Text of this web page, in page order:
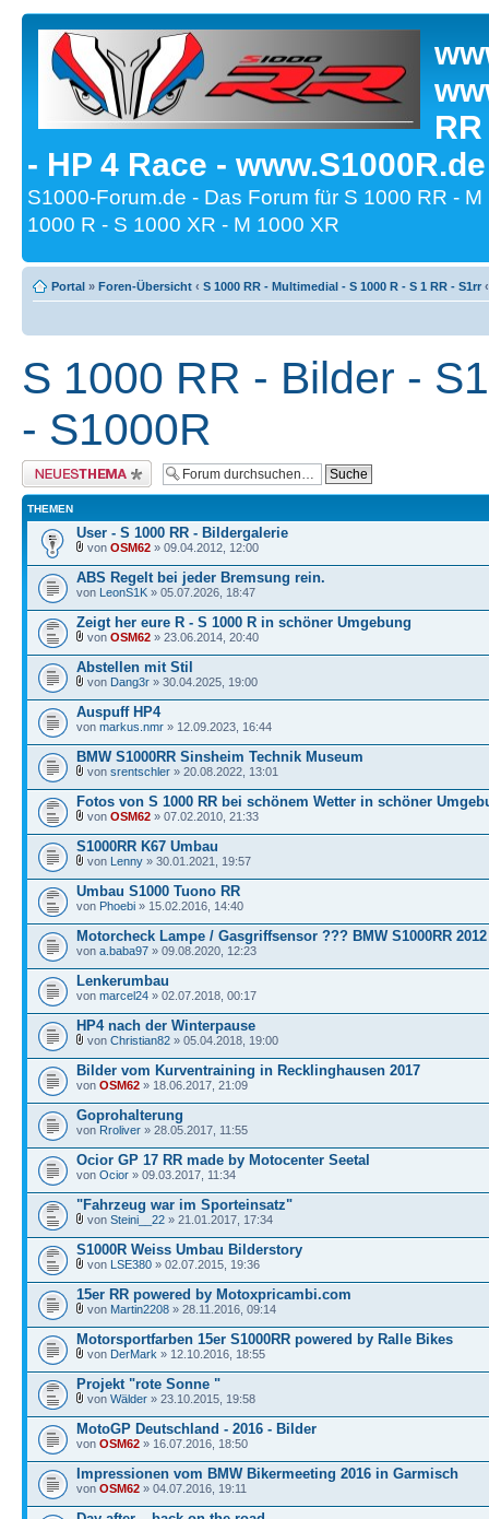
- HP 4 Race -
S1000-Forum.de - Das Forum für S 1000 RR -
1000 R - S 1000 XR - M 1000 XR
Portal » Foren-Übersicht ‹ S 1000 RR - Multimedial - S 1000 R - S 1 RR - S1rr ‹
S 1000 RR - Bilder -
- S1000R
Neues Thema erstellen
THEMEN
User - S 1000 RR - Bildergalerie
von OSM62 » 09.04.2012, 12:00
ABS Regelt bei jeder Bremsung rein.
von LeonS1K » 05.07.2026, 18:47
Zeigt her eure R - S 1000 R in schöner Umgebung
von OSM62 » 23.06.2014, 20:40
Abstellen mit Stil
von Dang3r » 30.04.2025, 19:00
Auspuff HP4
von markus.nmr » 12.09.2023, 16:44
BMW S1000RR Sinsheim Technik Museum
von srentschler » 20.08.2022, 13:01
Fotos von S 1000 RR bei schönem Wetter in schöner
von OSM62 » 07.02.2010, 21:33
S1000RR K67 Umbau
von Lenny » 30.01.2021, 19:57
Umbau S1000 Tuono RR
von Phoebi » 15.02.2016, 14:40
Motorcheck Lampe / Gasgriffsensor ??? BMW S1000RR 2012
von a.baba97 » 09.08.2020, 12:23
Lenkerumbau
von marcel24 » 02.07.2018, 00:17
HP4 nach der Winterpause
von Christian82 » 05.04.2018, 19:00
Bilder vom Kurventraining in Recklinghausen 2017
von OSM62 » 18.06.2017, 21:09
Goprohalterung
von Rroliver » 28.05.2017, 11:55
Ocior GP 17 RR made by Motocenter Seetal
von Ocior » 09.03.2017, 11:34
"Fahrzeug war im Sporteinsatz"
von Steini__22 » 21.01.2017, 17:34
S1000R Weiss Umbau Bilderstory
von LSE380 » 02.07.2015, 19:36
15er RR powered by Motoxpricambi.com
von Martin2208 » 28.11.2016, 09:14
Motorsportfarben 15er S1000RR powered by Ralle Bikes
von DerMark » 12.10.2016, 18:55
Projekt "rote Sonne "
von Wälder » 23.10.2015, 19:58
MotoGP Deutschland - 2016 - Bilder
von OSM62 » 16.07.2016, 18:50
Impressionen vom BMW Bikermeeting 2016 in Garmisch
von OSM62 » 04.07.2016, 19:11